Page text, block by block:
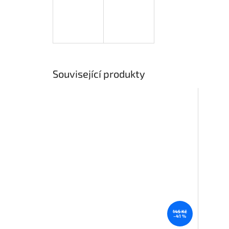
Související produkty
145 Kč
–41 %